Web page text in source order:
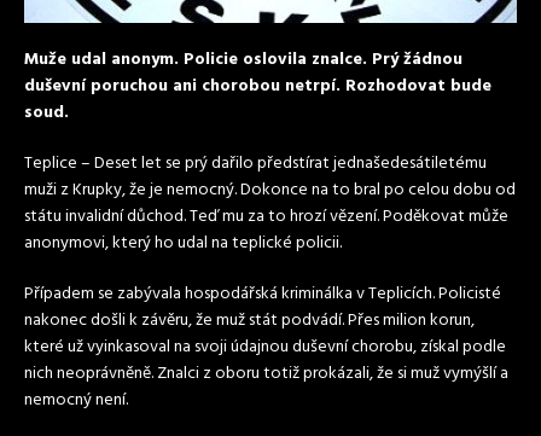
Muže udal anonym. Policie oslovila znalce. Prý žádnou
duševní poruchou ani chorobou netrpí. Rozhodovat bude
soud.
Teplice – Deset let se prý dařilo předstírat jednašedesátiletému
muži z Krupky, že je nemocný. Dokonce na to bral po celou dobu od
státu invalidní důchod. Teď mu za to hrozí vězení. Poděkovat může
anonymovi, který ho udal na teplické policii.
Případem se zabývala hospodářská kriminálka v Teplicích. Policisté
nakonec došli k závěru, že muž stát podvádí. Přes milion korun,
které už vyinkasoval na svoji údajnou duševní chorobu, získal podle
nich neoprávněně. Znalci z oboru totiž prokázali, že si muž vymýšlí a
nemocný není.